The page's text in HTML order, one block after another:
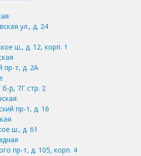
ул., д. 24
ш., д. 12, корп. 1
пр-т, д. 2А
р, 7Г стр. 2
пр-т, д. 16
ш., д. 61
пр-т, д. 105, корп. 4